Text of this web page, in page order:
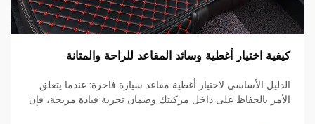
كيفية اختيار أغطية وسائد المقاعد للراحة والمتانة
الدليل الأساسي لاختيار أغطية مقاعد سيارة فاخرة: عندما يتعلق
الأمر بالحفاظ على داخل مركبتك وضمان تجربة قيادة مريحة، فإن